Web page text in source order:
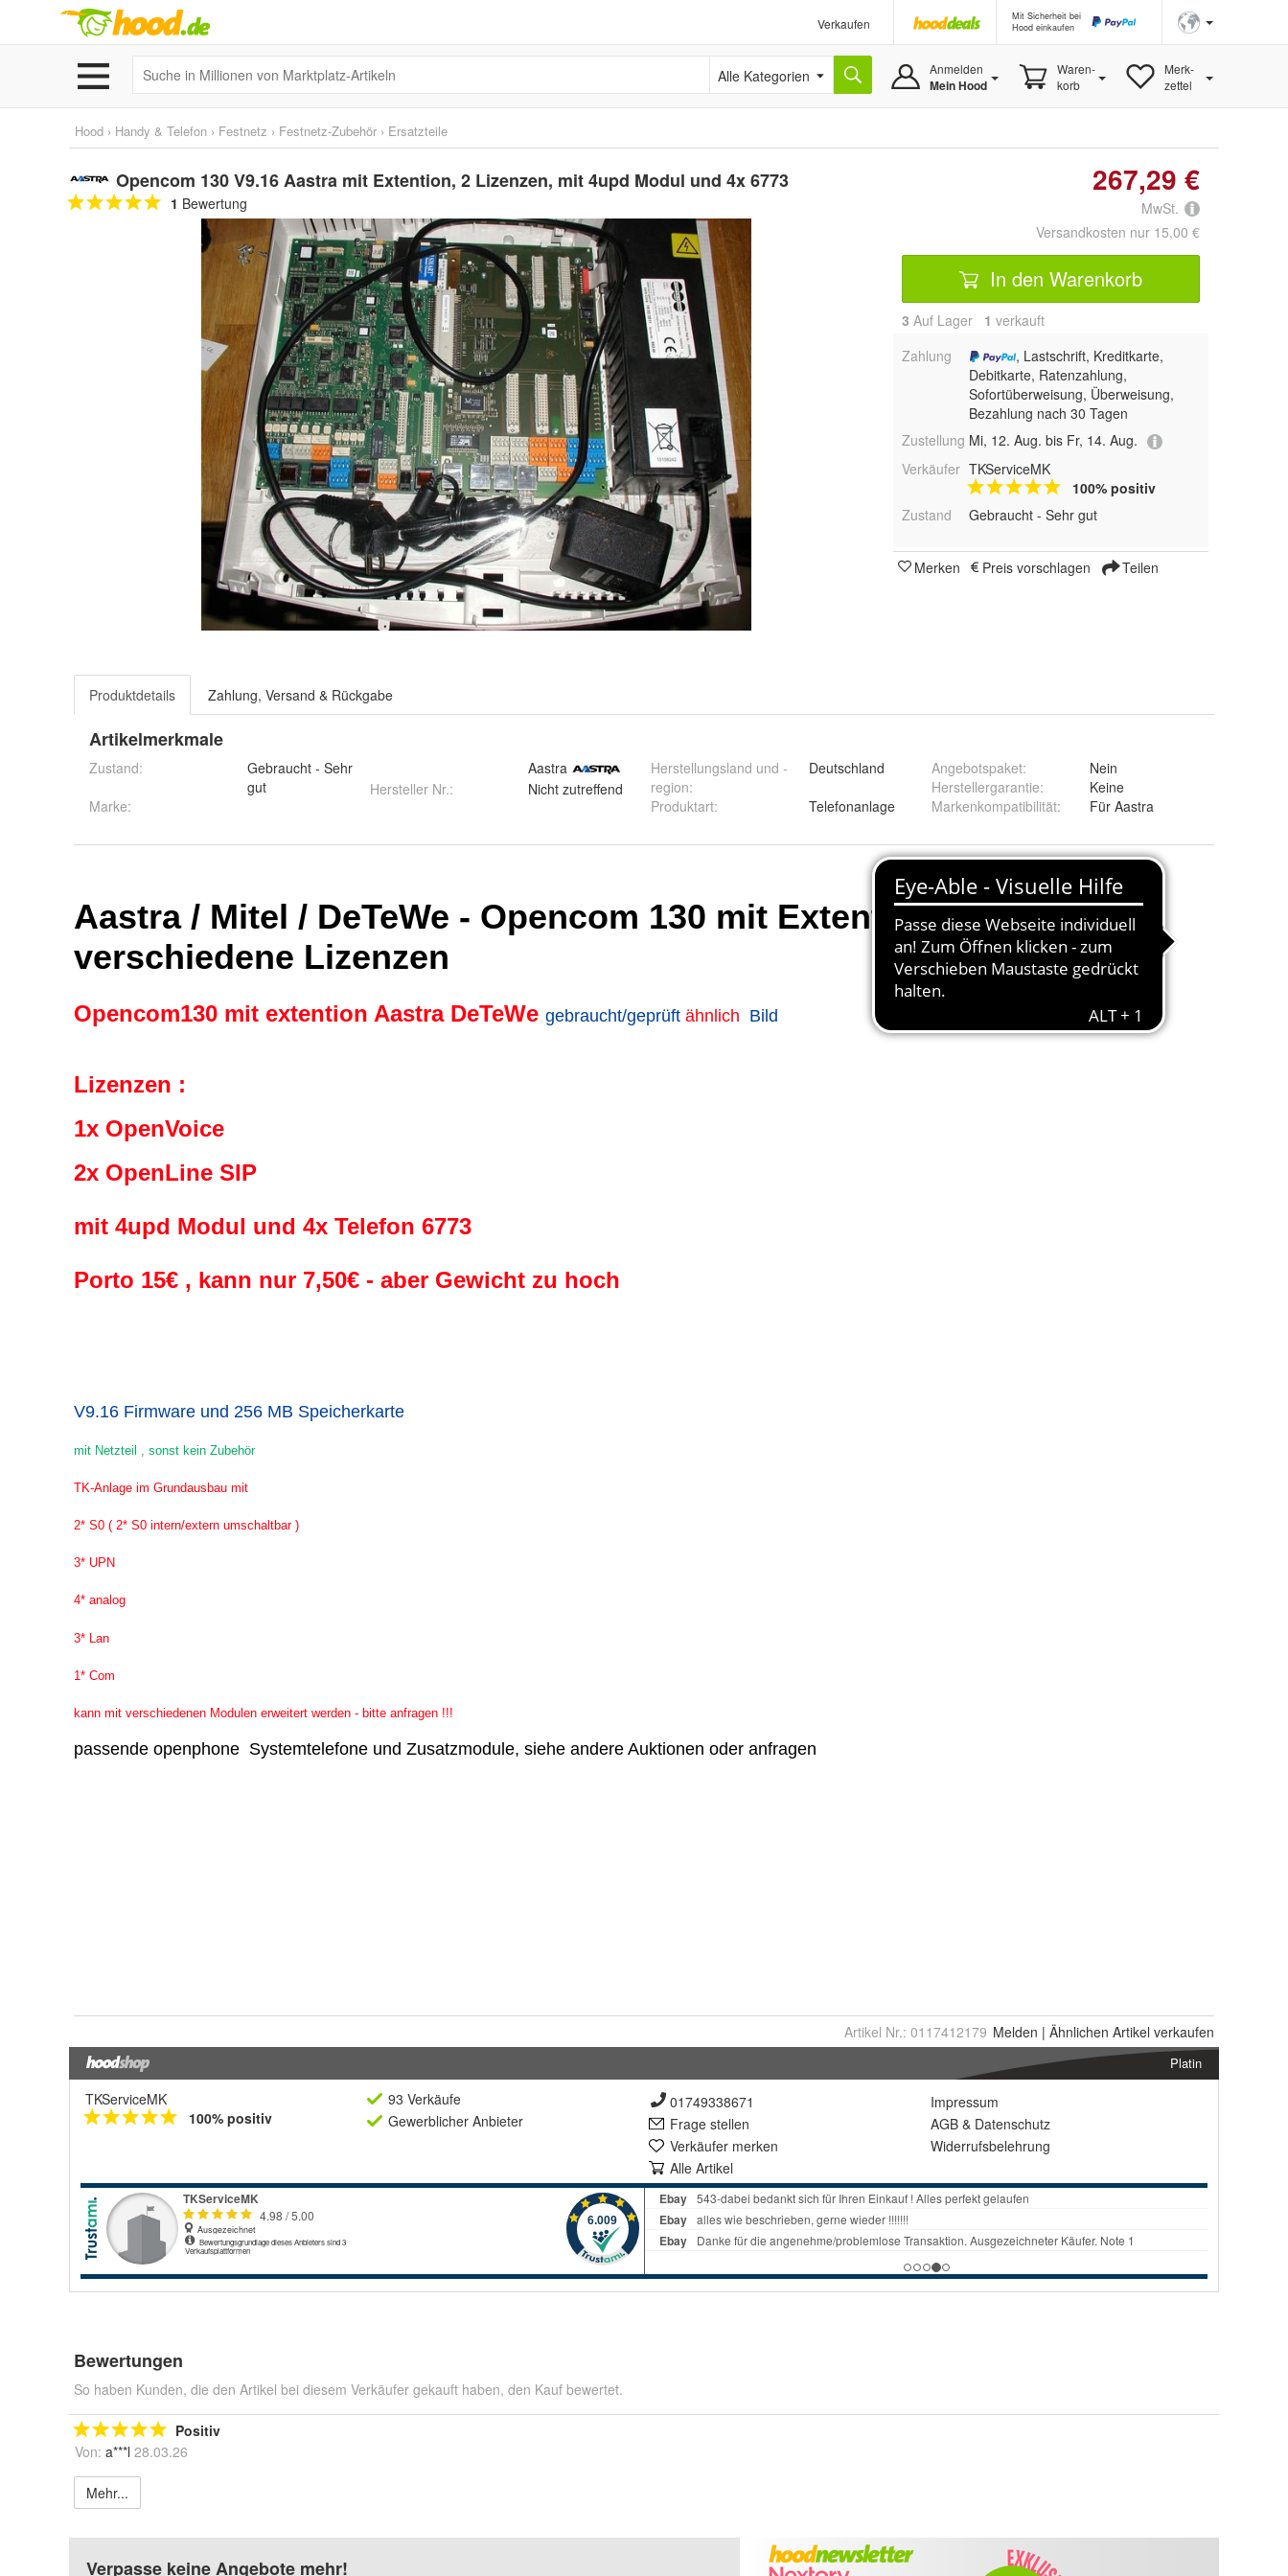
Verkaufen
Mit Sicherheit bei
Hood einkaufen
Alle Kategorien Anmelden
Mein Hood
Waren-
korb
Merk-
zettel
Hood › Handy & Telefon › Festnetz › Festnetz-Zubehör › Ersatzteile
Opencom 130 V9.16 Aastra mit Extention, 2 Lizenzen, mit 4upd Modul und 4x 6773
1 Bewertung
267,29 €
MwSt.
Versandkosten nur 15,00 €
In den Warenkorb
3 Auf Lager 1 verkauft
Zahlung
, Lastschrift, Kreditkarte,
Debitkarte, Ratenzahlung,
Sofortüberweisung, Überweisung,
Bezahlung nach 30 Tagen
Zustellung Mi, 12. Aug. bis Fr, 14. Aug.
Verkäufer TKServiceMK
100% positiv
Zustand
Gebraucht - Sehr gut
Merken Preis vorschlagen Teilen
Produktdetails Zahlung, Versand & Rückgabe
Artikelmerkmale
Zustand:
Gebraucht - Sehr
gut
Marke:
Aastra
Hersteller Nr.:
Nicht zutreffend
Herstellungsland und -
region:
Deutschland
Produktart: Telefonanlage
Angebotspaket:
Nein
Herstellergarantie:
Keine
Markenkompatibilität: Für Aastra
Artikel Nr.: 0117412179 Melden | Ähnlichen Artikel verkaufen
Platin
TKServiceMK
100% positiv
93 Verkäufe
Gewerblicher Anbieter
01749338671
Frage stellen
Verkäufer merken
Alle Artikel
Impressum
AGB & Datenschutz
Widerrufsbelehrung
Bewertungen
So haben Kunden, die den Artikel bei diesem Verkäufer gekauft haben, den Kauf bewertet.
Positiv
Von: a***l 28.03.26
Mehr...
Verpasse keine Angebote mehr!